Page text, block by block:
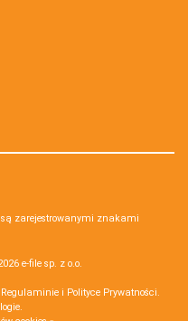
są zarejestrowanymi znakami
e-file sp. z o.o.
Regulaminie i Polityce Prywatności.
.